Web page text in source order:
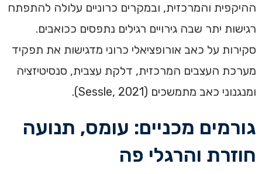
ההיקפית והמרכזית, ובמקרים כרוניים עלולה להתפתח
רגישות יתר שבה גירויים רגילים נתפסים ככואבים.
סקירות על כאב אורופציאלי כרוני מדגישות את תפקיד
מערכת העצבים המרכזית, דלקת עצבית, סנסיטיזציה
ומנגנוני כאב מתמשכים (Sessle, 2021).
גורמים מכניים: עומס, תנועה
חוזרת והרגלי פה